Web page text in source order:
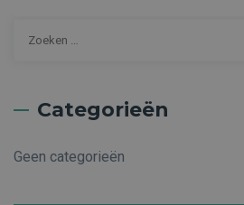
n
Categorieën
Geen categorieën